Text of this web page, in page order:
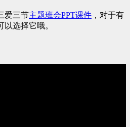
爱三节主题班会PPT课件 ，对于有
选择它哦。